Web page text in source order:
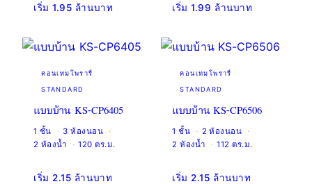
เริ่ม 1.95 ล้านบาท เริ่ม 1.99 ล้านบาท
คอนเทมโพรารี่
STANDARD
แบบบ้าน KS-CP6405
1 ชั้น
3 ห้องนอน
2 ห้องน้ำ
120 ตร.ม.
เริ่ม 2.15 ล้านบาท
คอนเทมโพรารี่
STANDARD
แบบบ้าน KS-CP6506
1 ชั้น
2 ห้องนอน
2 ห้องน้ำ
112 ตร.ม.
เริ่ม 2.15 ล้านบาท